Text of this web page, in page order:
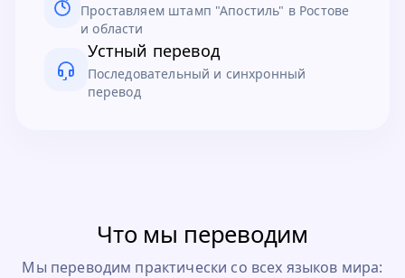
Проставляем штамп "Апостиль" в Ростове
и области
Устный перевод
Последовательный и синхронный
перевод
Что мы переводим
Мы переводим практически со всех языков мира: